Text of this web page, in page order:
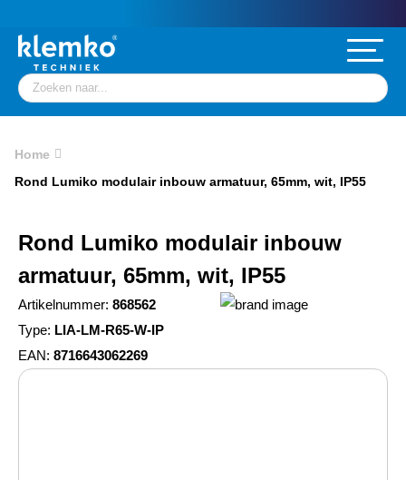
Home
Rond Lumiko modulair inbouw armatuur, 65mm, wit, IP55
Rond Lumiko modulair inbouw
armatuur, 65mm, wit, IP55
Artikelnummer: 868562
Type: LIA-LM-R65-W-IP
EAN: 8716643062269